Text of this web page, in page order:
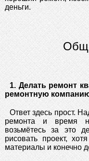
деньги.
1. Делать ремонт
ремонтную
Ответ здесь прост.
ремонта и время
возьмётесь за это
рисовать проект,
материалы и конечно